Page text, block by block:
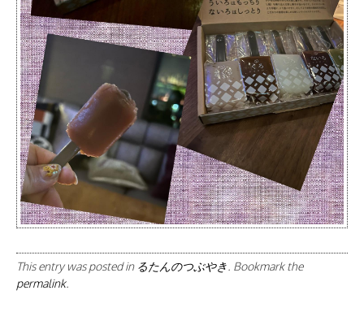
This entry was posted in るたんのつぶやき. Bookmark the
permalink.